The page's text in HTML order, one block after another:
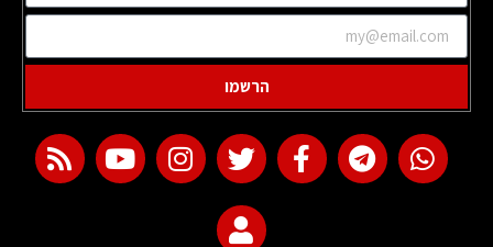
הרשמו